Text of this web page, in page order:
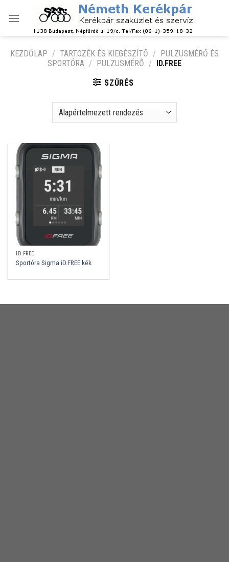
KEZDŐLAP / TARTOZÉK ÉS KIEGÉSZÍTŐ / PULZUSMÉRŐ ÉS
SPORTÓRA / PULZUSMÉRŐ / ID.FREE
SZŰRÉS
ID.FREE
Sportóra Sigma iD.FREE kék